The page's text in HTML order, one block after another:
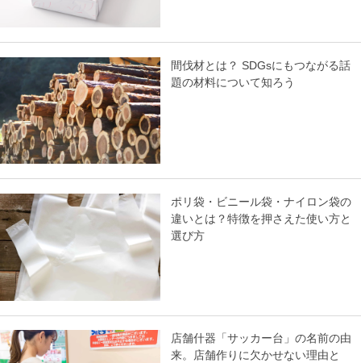
間伐材とは？ SDGsにもつながる話
題の材料について知ろう
ポリ袋・ビニール袋・ナイロン袋の
違いとは？特徴を押さえた使い方と
選び方
店舗什器「サッカー台」の名前の由
来。店舗作りに欠かせない理由と